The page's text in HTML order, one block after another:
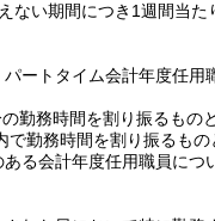
い期間につき1週間当
ートタイム会計年度任
勤務時間を割り振るものと
勤務時間を割り振るもの
る会計年度任用職員につ